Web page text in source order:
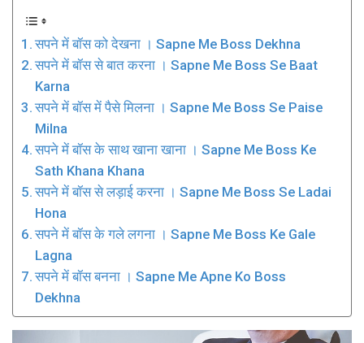
सपने में बॉस को देखना । Sapne Me Boss Dekhna
सपने में बॉस से बात करना । Sapne Me Boss Se Baat
Karna
सपने में बॉस में पैसे मिलना । Sapne Me Boss Se Paise
Milna
सपने में बॉस के साथ खाना खाना । Sapne Me Boss Ke
Sath Khana Khana
सपने में बॉस से लड़ाई करना । Sapne Me Boss Se Ladai
Hona
सपने में बॉस के गले लगना । Sapne Me Boss Ke Gale
Lagna
सपने में बॉस बनना । Sapne Me Apne Ko Boss
Dekhna